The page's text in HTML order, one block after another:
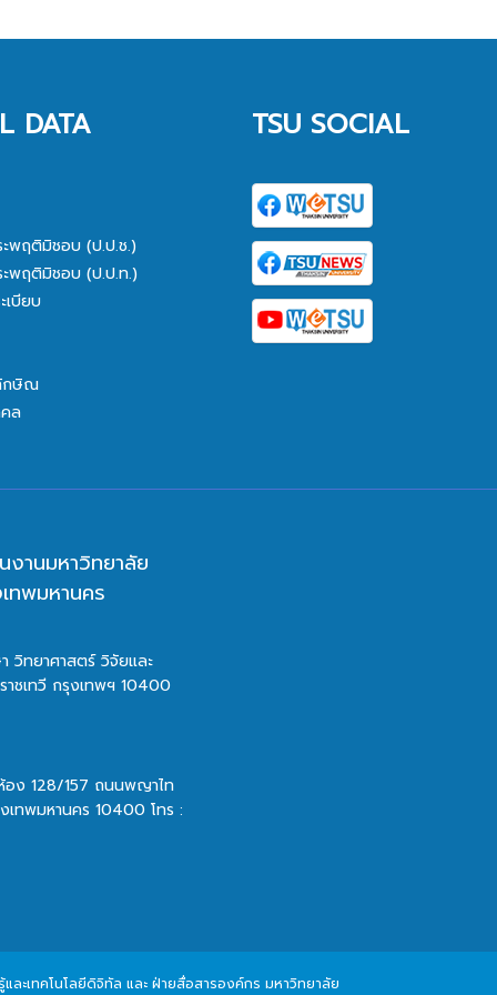
DATA
ะพฤติมิชอบ (ป.ป.ช.)
ะพฤติมิชอบ (ป.ป.ท.)
บียบ
กษิณ
ล
TSU SOCIAL
งานมหาวิทยาลัย
พมหานคร
วิทยาศาสตร์ วิจัยและ
ชเทวี กรุงเทพฯ 10400
อง 128/157 ถนนพญาไท
เทพมหานคร 10400 โทร :
ะเทคโนโลยีดิจิทัล และ ฝ่ายสื่อสารองค์กร มหาวิทยาลัย